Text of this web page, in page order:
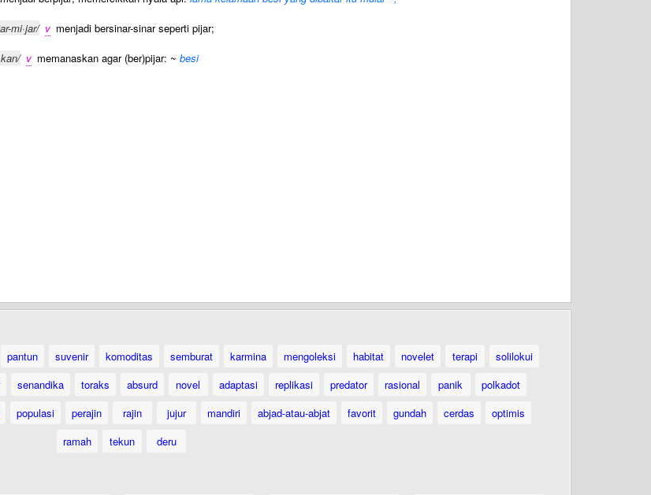
mi·jar/ v menjadi bersinar-sinar seperti pijar;
v memanaskan agar (ber)pijar: ~ besi
pantun suvenir komoditas semburat karmina mengoleksi habitat novelet terapi
solilokui
senandika toraks absurd novel adaptasi replikasi predator rasional panik
polkadot
populasi perajin rajin jujur mandiri abjad-atau-abjat favorit gundah cerdas
optimis
ramah
tekun deru